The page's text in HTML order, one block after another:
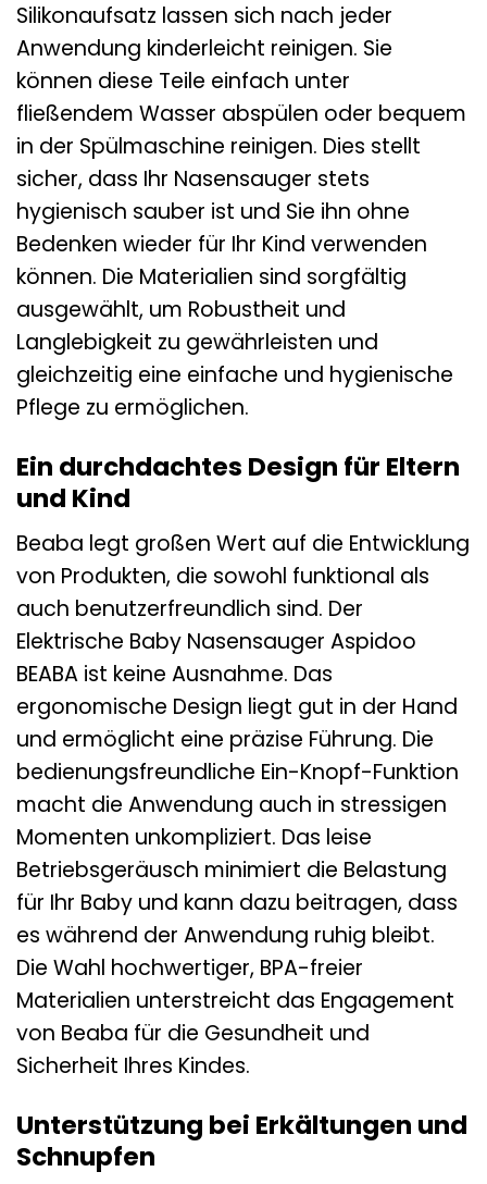
Silikonaufsatz lassen sich nach jeder
Anwendung kinderleicht reinigen. Sie
können diese Teile einfach unter
fließendem Wasser abspülen oder bequem
in der Spülmaschine reinigen. Dies stellt
sicher, dass Ihr Nasensauger stets
hygienisch sauber ist und Sie ihn ohne
Bedenken wieder für Ihr Kind verwenden
können. Die Materialien sind sorgfältig
ausgewählt, um Robustheit und
Langlebigkeit zu gewährleisten und
gleichzeitig eine einfache und hygienische
Pflege zu ermöglichen.
Ein durchdachtes Design für Eltern
und Kind
Beaba legt großen Wert auf die Entwicklung
von Produkten, die sowohl funktional als
auch benutzerfreundlich sind. Der
Elektrische Baby Nasensauger Aspidoo
BEABA ist keine Ausnahme. Das
ergonomische Design liegt gut in der Hand
und ermöglicht eine präzise Führung. Die
bedienungsfreundliche Ein-Knopf-Funktion
macht die Anwendung auch in stressigen
Momenten unkompliziert. Das leise
Betriebsgeräusch minimiert die Belastung
für Ihr Baby und kann dazu beitragen, dass
es während der Anwendung ruhig bleibt.
Die Wahl hochwertiger, BPA-freier
Materialien unterstreicht das Engagement
von Beaba für die Gesundheit und
Sicherheit Ihres Kindes.
Unterstützung bei Erkältungen und
Schnupfen